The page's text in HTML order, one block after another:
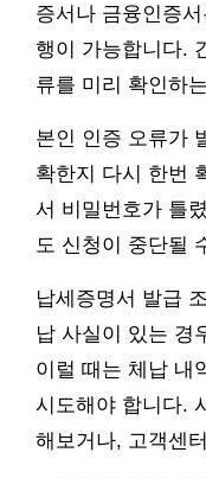
증서나 금융인증
행이 가능합니다.
류를 미리 확인하
본인 인증 오류가
확한지 다시 한번
서 비밀번호가 틀
도 신청이 중단될
납세증명서 발급
납 사실이 있는 경
이럴 때는 체납 내
시도해야 합니다.
해보거나, 고객센